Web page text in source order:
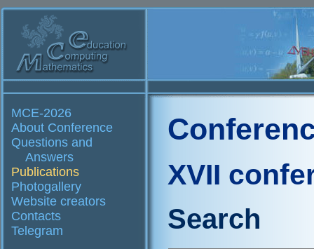
MCE-2026
About Conference
Questions and
Answers
Publications
Photogallery
Website creators
Contacts
Telegram
XVII
Search